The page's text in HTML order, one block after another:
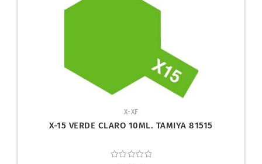
X-XF
X-15 VERDE CLARO 10ML. TAMIYA 81515